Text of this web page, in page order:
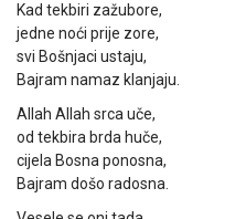
Kad tekbiri zažubore,
jedne noći prije zore,
svi Bošnjaci ustaju,
Bajram namaz klanjaju.
Allah Allah srca uče,
od tekbira brda huče,
cijela Bosna ponosna,
Bajram došo radosna.